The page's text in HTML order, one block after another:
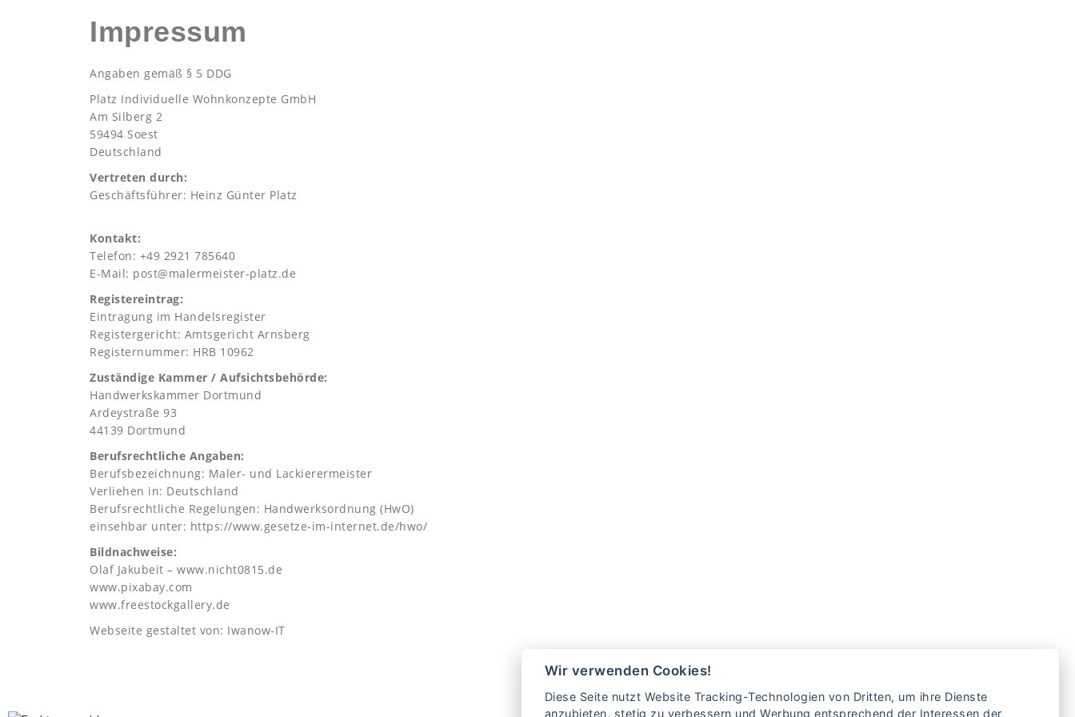
Impressum
Angaben gemäß § 5 DDG
Platz Individuelle Wohnkonzepte GmbH
Am Silberg 2
59494 Soest
Deutschland
Vertreten durch:
Geschäftsführer: Heinz Günter Platz
Kontakt:
Telefon: +49 2921 785640
E-Mail: post@malermeister-platz.de
Registereintrag:
Eintragung im Handelsregister
Registergericht: Amtsgericht Arnsberg
Registernummer: HRB 10962
Zuständige Kammer / Aufsichtsbehörde:
Handwerkskammer Dortmund
Ardeystraße 93
44139 Dortmund
Berufsrechtliche Angaben:
Berufsbezeichnung: Maler- und Lackierermeister
Verliehen in: Deutschland
Berufsrechtliche Regelungen: Handwerksordnung (HwO)
einsehbar unter: https://www.gesetze-im-internet.de/hwo/
Bildnachweise:
Olaf Jakubeit – www.nicht0815.de
www.pixabay.com
www.freestockgallery.de
Webseite gestaltet von: Iwanow-IT
Wir verwenden Cookies!
Diese Seite nutzt Website Tracking-Technologien von Dritten, um ihre Dienste
anzubieten, stetig zu verbessern und Werbung entsprechend der Interessen der